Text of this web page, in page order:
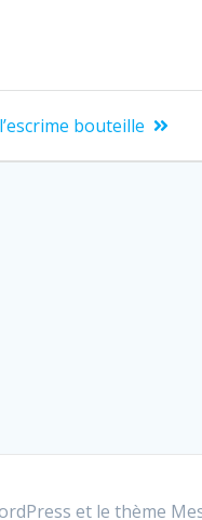
bouteille
et le thème